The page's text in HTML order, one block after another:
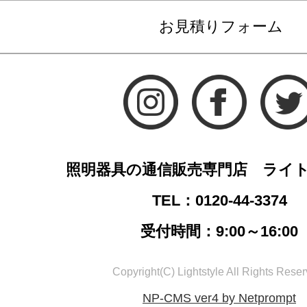
お見積りフォーム
照明器具の通信販売専門店 ライ
TEL：0120-44-3374
受付時間：9:00～16:00
Copyright(C) Lightstyle All Rights
NP-CMS ver4 by Netprompt